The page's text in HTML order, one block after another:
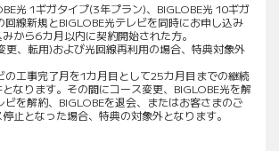
光 1ギガタイプ(3年プラン)、BIGLOBE光 10ギガ
回線新規とBIGLOBE光テレビを同時にお申し込み
から6カ月以内に契約開始された方。
更、転用)および光回線再利用の場合、特典対象外
の工事完了月を1カ月目として25カ月目までの継続
なります。その間にコース変更、BIGLOBE光を解
ビを解約、BIGLOBEを退会、またはお客さまのご
止となった場合、特典の対象外となります。